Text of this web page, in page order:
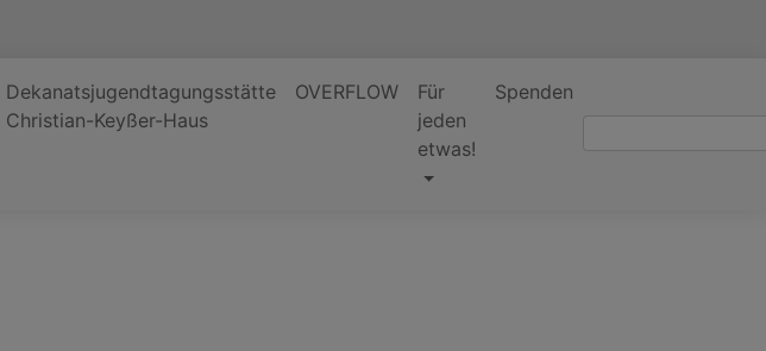
Dekanatsjugendtagungsstätte
Christian-Keyßer-Haus
OVERFLOW
Für
jeden
etwas!
Spenden